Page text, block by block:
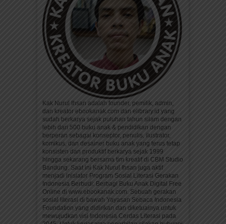
Kak Nurul Ihsan adalah founder, pemilik, admin,
dan kreator ebookanak.com dan elibrary.id yang
sudah berkarya sejak puluhan tahun silam dengan
lebih dari 500 buku anak & pendidikan dengan
berperan sebagai konseptor, penulis, ilustrator,
komikus, dan desainer buku anak yang terus tetap
konsisten dan produktif berkarya sejak 1999
hingga sekarang bersama tim kreatif di CBM Studio
Bandung. Saat ini Kak Nurul Ihsan juga aktif
menjadi inisiator Program Sosial Literasi Gerakan
Indonesia Berbudi: Berbagi Buku Anak Digital Free
Online di www.ebookanak.com. Sebuah gerakan
sosial literasi di bawah Yayasan Sebaca Indonesia
Foundation yang didirikan dan diketuainya untuk
mewujudkan visi Indonesia Cerdas Literasi pada